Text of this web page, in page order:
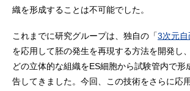
織を形成することは不可能でした。
これまでに研究グループは、独自の「3次元
を応用して胚の発生を再現する方法を開発し
どの立体的な組織をES細胞から試験管内で形
告してきました。今回、この技術をさらに応